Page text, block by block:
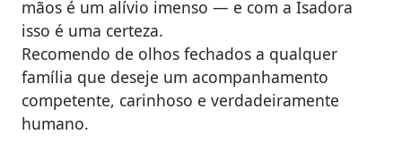
mãos é um alívio imenso — e com a Isadora
isso é uma certeza.
Recomendo de olhos fechados a qualquer
família que deseje um acompanhamento
competente, carinhoso e verdadeiramente
humano.